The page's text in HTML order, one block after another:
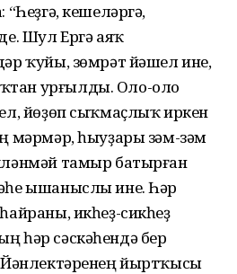
кешеләргә,
Шул Ергә аяҡ
ҡуйы, зөмрәт йәшел ине,
урғылды. Оло-оло
йөҙөп сыҡмаҫлыҡ иркен
мәрмәр, һыуҙары зәм-зәм
тамыр батырған
ышаныслы ине. Һәр
икһеҙ-сикһеҙ
һәр сәскәһендә бер
Йәнлектәренең йыртҡысы